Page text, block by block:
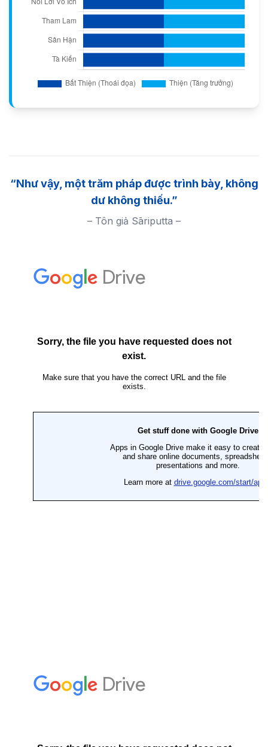
“Như vậy, một trăm pháp được trình bày, không
dư không thiếu.”
– Tôn giả Sāriputta –